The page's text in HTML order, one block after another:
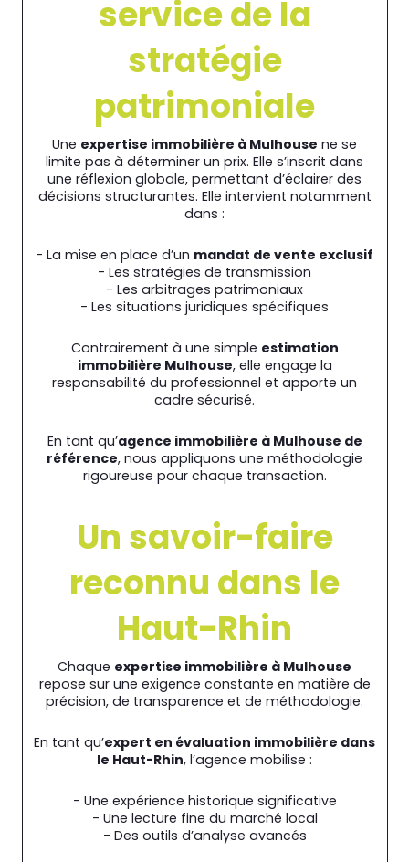
service de la
stratégie
patrimoniale
Une expertise immobilière à Mulhouse ne se
limite pas à déterminer un prix. Elle s’inscrit dans
une réflexion globale, permettant d’éclairer des
décisions structurantes. Elle intervient notamment
dans :
- La mise en place d’un mandat de vente exclusif
- Les stratégies de transmission
- Les arbitrages patrimoniaux
- Les situations juridiques spécifiques
Contrairement à une simple estimation
immobilière Mulhouse, elle engage la
responsabilité du professionnel et apporte un
cadre sécurisé.
En tant qu’agence immobilière à Mulhouse de
référence, nous appliquons une méthodologie
rigoureuse pour chaque transaction.
Un savoir-faire
reconnu dans le
Haut-Rhin
Chaque expertise immobilière à Mulhouse
repose sur une exigence constante en matière de
précision, de transparence et de méthodologie.
En tant qu’expert en évaluation immobilière dans
le Haut-Rhin, l’agence mobilise :
- Une expérience historique significative
- Une lecture fine du marché local
- Des outils d’analyse avancés